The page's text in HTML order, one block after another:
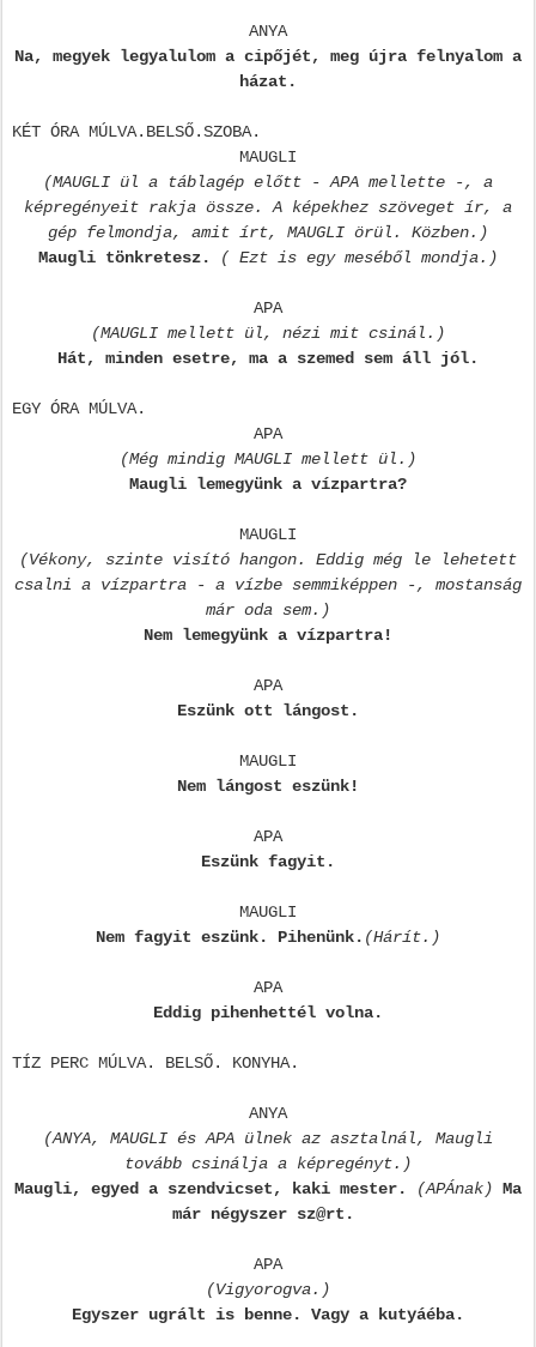
ANYA
Na, megyek legyalulom a cipőjét, meg újra felnyalom a
házat.
KÉT ÓRA MÚLVA.BELSŐ.SZOBA.
MAUGLI
(MAUGLI ül a táblagép előtt - APA mellette -, a
képregényeit rakja össze. A képekhez szöveget ír, a
gép felmondja, amit írt, MAUGLI örül. Közben.)
Maugli tönkretesz.
( Ezt is egy meséből mondja.)
APA
(MAUGLI mellett ül, nézi mit csinál.)
Hát, minden esetre, ma a szemed sem áll jól.
EGY ÓRA MÚLVA.
APA
(Még mindig MAUGLI mellett ül.)
Maugli lemegyünk a vízpartra?
MAUGLI
(Vékony, szinte visító hangon. Eddig még le lehetett
csalni a vízpartra - a vízbe semmiképpen -, mostanság
már oda sem.)
Nem lemegyünk a vízpartra!
APA
Eszünk ott lángost.
MAUGLI
Nem lángost eszünk!
APA
Eszünk fagyit.
MAUGLI
Nem fagyit eszünk. Pihenünk. (Hárít.)
APA
Eddig pihenhettél volna.
TÍZ PERC MÚLVA. BELSŐ. KONYHA.
ANYA
(ANYA, MAUGLI és APA ülnek az asztalnál, Maugli
tovább csinálja a képregényt.)
Maugli, egyed a szendvicset, kaki mester.
(APÁnak) Ma
már négyszer sz@rt.
APA
(Vigyorogva.)
Egyszer ugrált is benne. Vagy a kutyáéba.